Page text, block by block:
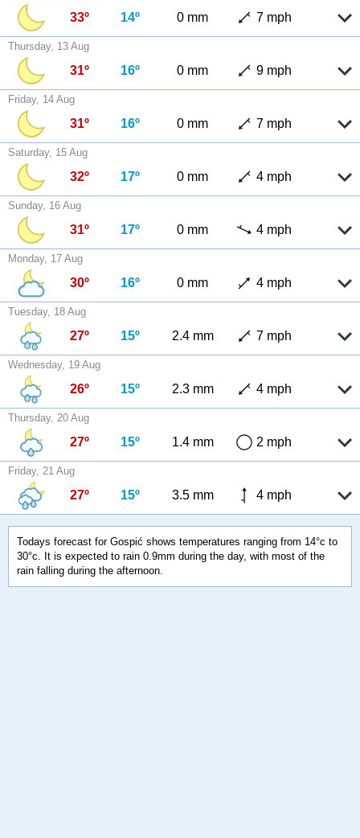
33º 14º 0 mm 7 mph
Thursday, 13 Aug
31º 16º 0 mm 9 mph
Friday, 14 Aug
31º 16º 0 mm 7 mph
Saturday, 15 Aug
32º 17º 0 mm 4 mph
Sunday, 16 Aug
31º 17º 0 mm 4 mph
Monday, 17 Aug
30º 16º 0 mm 4 mph
Tuesday, 18 Aug
27º 15º 2.4 mm 7 mph
Wednesday, 19 Aug
26º 15º 2.3 mm 4 mph
Thursday, 20 Aug
27º 15º 1.4 mm 2 mph
Friday, 21 Aug
27º 15º 3.5 mm 4 mph
Todays forecast for Gospić shows temperatures ranging from 14°c to
30°c. It is expected to rain 0.9mm during the day, with most of the
rain falling during the afternoon.